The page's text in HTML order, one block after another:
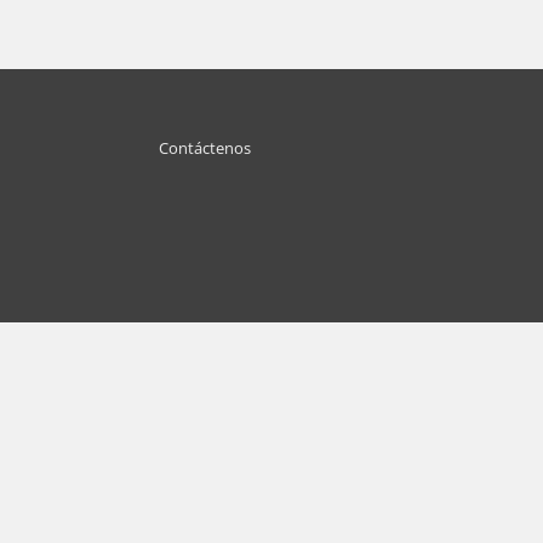
Contáctenos